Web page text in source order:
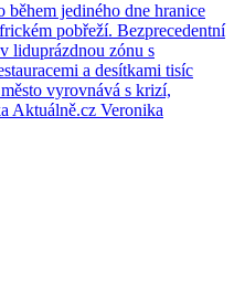
jediného dne hranice
pobřeží. Bezprecedentní
liduprázdnou zónu s
a desítkami tisíc
vyrovnává s krizí,
Aktuálně.cz Veronika